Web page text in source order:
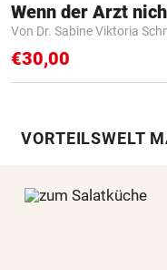
Von Dr. Sabine Viktoria
€30,00
VORTEILSWELT